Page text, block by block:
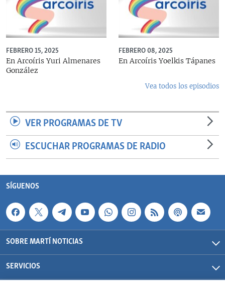
FEBRERO 15, 2025
En Arcoíris Yuri Almenares
González
FEBRERO 08, 2025
En Arcoíris Yoelkis Tápanes
Vea todos los episodios
VER PROGRAMAS DE TV
ESCUCHAR PROGRAMAS DE RADIO
SÍGUENOS
SOBRE MARTÍ NOTICIAS
SERVICIOS